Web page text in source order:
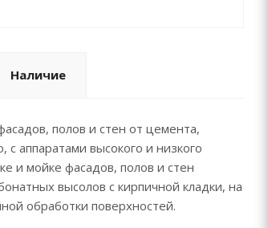
Наличие
полов и стен от цемента,
аппаратами высокого и низкого
и мойке фасадов, полов и стен
высолов с кирпичной кладки, на
обработки поверхностей.